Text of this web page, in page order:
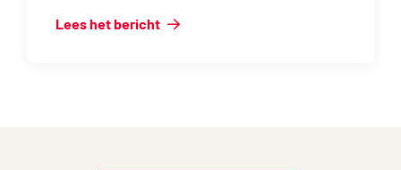
Lees het bericht